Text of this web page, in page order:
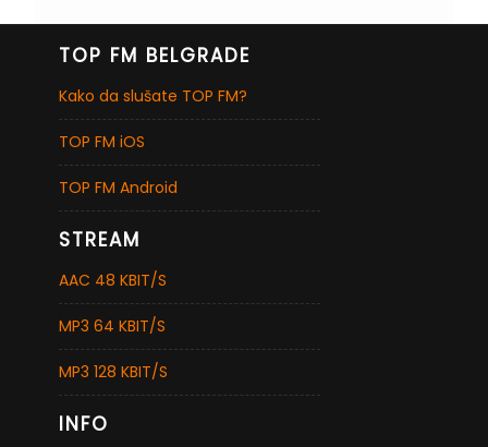
TOP FM BELGRADE
Kako da slušate TOP FM?
TOP FM iOS
TOP FM Android
STREAM
AAC 48 KBIT/S
MP3 64 KBIT/S
MP3 128 KBIT/S
INFO